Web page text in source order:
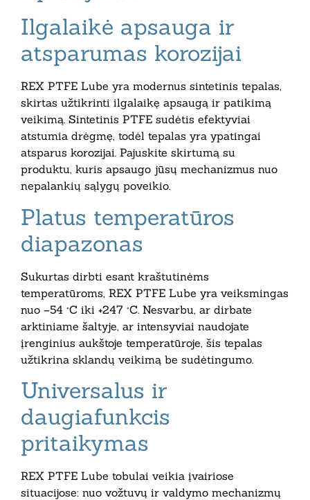
Ilgalaikė apsauga ir
atsparumas korozijai
REX PTFE Lube yra modernus sintetinis tepalas,
skirtas užtikrinti ilgalaikę apsaugą ir patikimą
veikimą. Sintetinis PTFE sudėtis efektyviai
atstumia drėgmę, todėl tepalas yra ypatingai
atsparus korozijai. Pajuskite skirtumą su
produktu, kuris apsaugo jūsų mechanizmus nuo
nepalankių sąlygų poveikio.
Platus temperatūros
diapazonas
Sukurtas dirbti esant kraštutinėms
temperatūroms, REX PTFE Lube yra veiksmingas
nuo –54 °C iki +247 °C. Nesvarbu, ar dirbate
arktiniame šaltyje, ar intensyviai naudojate
įrenginius aukštoje temperatūroje, šis tepalas
užtikrina sklandų veikimą be sudėtingumo.
Universalus ir
daugiafunkcis
pritaikymas
REX PTFE Lube tobulai veikia įvairiose
situacijose: nuo vožtuvų ir valdymo mechanizmų